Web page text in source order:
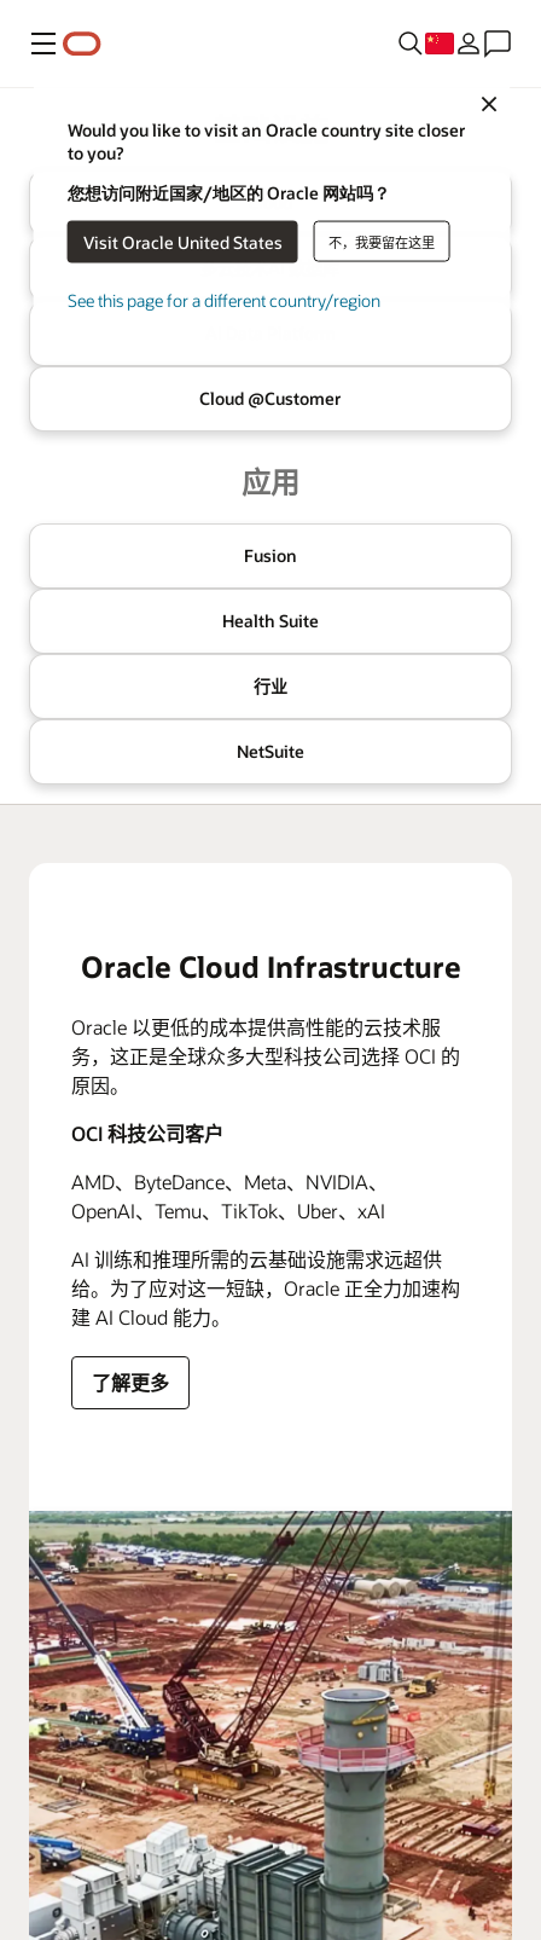
菜单
Close
Would you like to visit an Oracle country site closer
to you?
您想访问附近国家/地区的 Oracle 网站吗？
Visit Oracle United States 不，我要留在这里
See this page for a different country/region
Oracle 基础设施
Cloud
多云技术AI 数据库
Cloud @Customer
应用
Fusion
Health Suite
行业
NetSuite
Oracle Cloud Infrastructure
Oracle 以更低的成本提供高性能的云技术服
务，这正是全球众多大型科技公司选择 OCI 的
原因。
OCI 科技公司客户
AMD、ByteDance、Meta、NVIDIA、
OpenAI、Temu、TikTok、Uber、xAI
AI 训练和推理所需的云基础设施需求远超供
给。为了应对这一短缺，Oracle 正全力加速构
建 AI Cloud 能力。
了解更多